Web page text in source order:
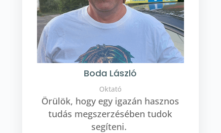
Boda László
Oktató
Örülök, hogy egy igazán hasznos
tudás megszerzésében tudok
segíteni.